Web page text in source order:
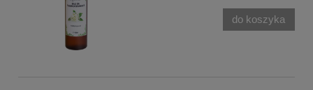
do koszyka